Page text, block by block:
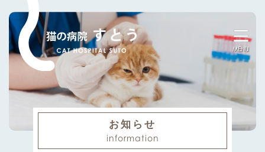
MENU
お知らせ
information